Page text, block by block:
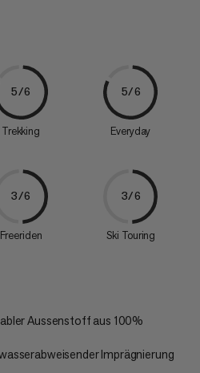
5/6
Trekking
5/6
Everyday
3/6
Freeriden
3/6
Ski Touring
Aussenstoff aus 100%
Imprägnierung